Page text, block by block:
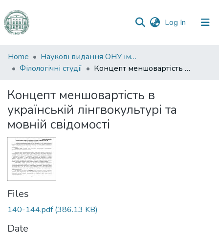
Log In (current)
Communities
&
All of DSpace
Statistics
Home
Наукові видання ОНУ імені І. І. Мечникова
Філологічні студії
Концепт меншовартість в українській лінгвокультурі та мовній свідомості
Концепт меншовартість в
українській лінгвокультурі та
мовній свідомості
Files
140-144.pdf(386.13 KB)
Date